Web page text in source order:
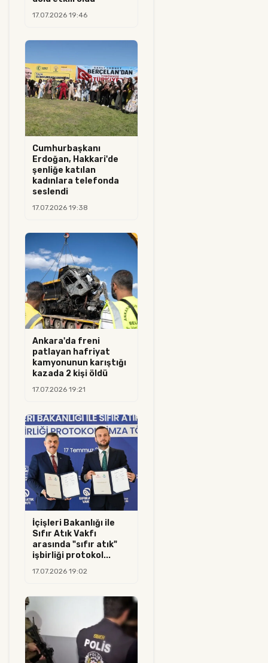
17.07.2026 19:46
Cumhurbaşkanı
Erdoğan, Hakkari'de
şenliğe katılan
kadınlara telefonda
seslendi
17.07.2026 19:38
Ankara'da freni
patlayan hafriyat
kamyonunun karıştığı
kazada 2 kişi öldü
17.07.2026 19:21
İçişleri Bakanlığı ile
Sıfır Atık Vakfı
arasında "sıfır atık"
işbirliği protokol...
17.07.2026 19:02